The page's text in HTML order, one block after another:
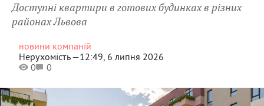
Доступні квартири в готових будинках в різних
районах Львова
новини компаній
Нерухомість —12:49, 6 липня 2026
0
0